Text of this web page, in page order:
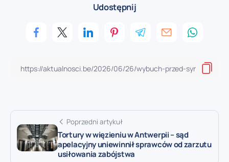
Udostępnij
Poprzedni artykuł
Tortury w więzieniu w Antwerpii – sąd
apelacyjny uniewinnił sprawców od zarzutu
usiłowania zabójstwa